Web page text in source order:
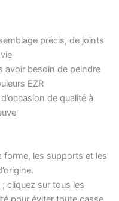
précis, de joints
avoir besoin de peindre
EZR
de qualité à
forme, les supports et les
cliquez sur tous les